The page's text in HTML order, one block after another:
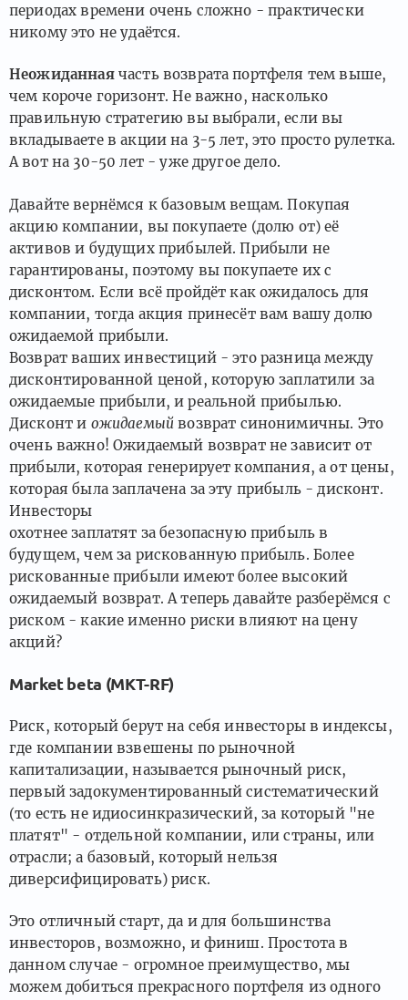
периодах времени очень сложно - практически
никому это не удаётся.
Неожиданнаячасть возврата портфеля тем выше,
чем короче горизонт. Не важно, насколько
правильную стратегию вы выбрали, если вы
вкладываете в акции на 3-5 лет, это просто рулетка.
А вот на 30-50 лет - уже другое дело.
Давайте вернёмся к базовым вещам. Покупая
акцию компании, вы покупаете (долю от) её
активов и будущих прибылей. Прибыли не
гарантированы, поэтому вы покупаете их с
дисконтом. Если всё пройдёт как ожидалось для
компании, тогда акция принесёт вам вашу долю
ожидаемой прибыли.
Возврат ваших инвестиций - это разница между
дисконтированной ценой, которую заплатили за
ожидаемые прибыли, и реальной прибылью.
Дисконт и ожидаемый возврат синонимичны. Это
очень важно! Ожидаемый возврат не зависит от
прибыли, которая генерирует компания, а от цены,
которая была заплачена за эту прибыль - дисконт.
Инвесторы
охотнее заплатят за безопасную прибыль в
будущем, чем за рискованную прибыль. Более
рискованные прибыли имеют более высокий
ожидаемый возврат. А теперь давайте разберёмся с
риском - какие именно риски влияют на цену
акций?
Market beta (MKT-RF)
Риск, который берут на себя инвесторы в индексы,
где компании взвешены по рыночной
капитализации, называется рыночный риск,
первый задокументированный систематический
(то есть не идиосинкразический, за который "не
платят" - отдельной компании, или страны, или
отрасли; а базовый, который нельзя
диверсифицировать) риск.
Это отличный старт, да и для большинства
инвесторов, возможно, и финиш. Простота в
данном случае - огромное преимущество, мы
можем добиться прекрасного портфеля из одного